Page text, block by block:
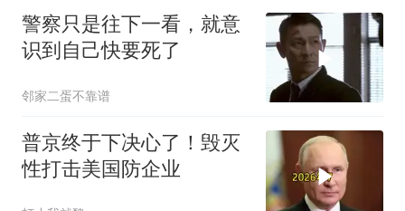
警察只是往下一看，就意
识到自己快要死了
邻家二蛋不靠谱
普京终于下决心了！毁灭
性打击美国防企业